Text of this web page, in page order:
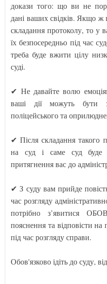
докази того: що ви не
дані ваших свідків. Якщо ж
складання протоколу, то у
їх безпосередньо під час
треба буде вжити цілу
суді.
✔ Не давайте волю
ваші дії можуть бути
поліцейського та
✔ Після складання такого
на суд і саме суд буде
притягнення вас до
✔ З суду вам прийде
час розгляду
потрібно з’явитися
пояснення та відповісти на
під час розгляду справи.
Обов'язково ідіть до суду,